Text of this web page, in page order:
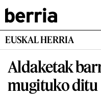
EUSKAL HERRIA
Aldaketak
mugituko ditu